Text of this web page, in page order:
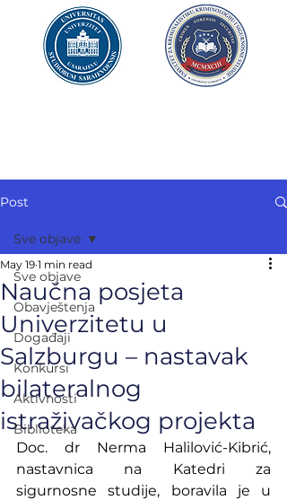
Post
Sve objave
Obavještenja
Događaji
Konkursi
Aktivnosti
Biblioteka
Sve objave
Naučna posjeta
Univerzitetu u
Salzburgu – nastavak
bilateralnog
istraživačkog projekta
May 19 1 min read
Doc. dr Nerma Halilović-Kibrić,
nastavnica na Katedri za
sigurnosne studije, boravila je u